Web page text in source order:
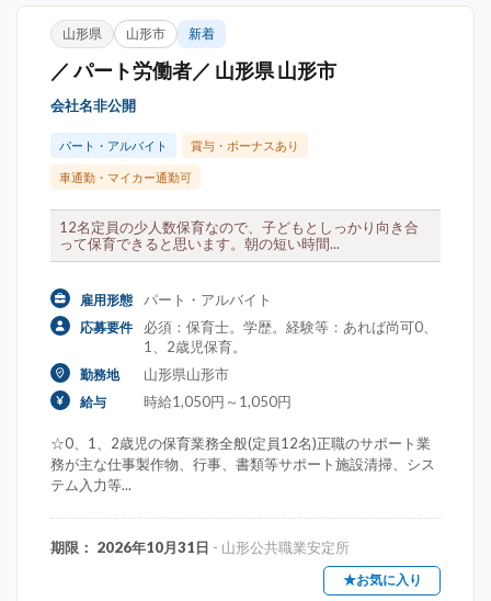
山形県 山形市 新着
／ パート労働者／ 山形県 山形市
会社名非公開
パート・アルバイト 賞与・ボーナスあり
車通勤・マイカー通勤可
12名定員の少人数保育なので、子どもとしっかり向き合
って保育できると思います。朝の短い時間...
雇用形態 パート・アルバイト
応募要件
必須：保育士。学歴。経験等：あれば尚可0、
1、2歳児保育。
勤務地 山形県山形市
給与 時給1,050円～1,050円
☆0、1、2歳児の保育業務全般(定員12名)正職のサポート業
務が主な仕事製作物、行事、書類等サポート施設清掃、シス
テム入力等...
期限： 2026年10月31日 - 山形公共職業安定所
★お気に入り